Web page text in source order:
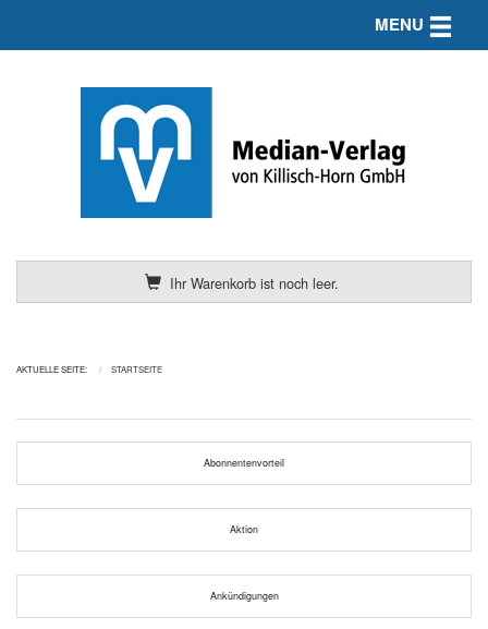
Ihr Warenkorb ist noch leer.
MENU Toggle
AKTUELLE SEITE: STARTSEITE
Abonnentenvorteil
Aktion
Ankündigungen